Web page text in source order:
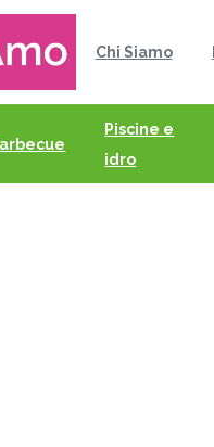
Chi Siamo
Piscine e
idro